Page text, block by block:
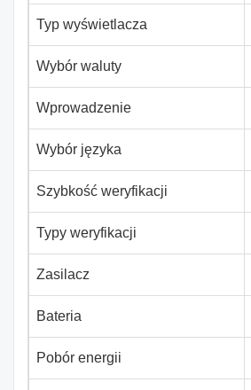
Typ wyświetlacza
Wybór waluty
Wprowadzenie
Wybór języka
Szybkość weryfikacji
Typy weryfikacji
Zasilacz
Bateria
Pobór energii